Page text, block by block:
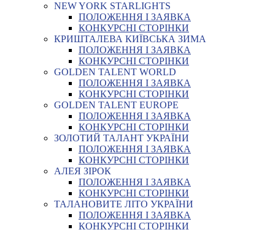
NEW YORK STARLIGHTS
ПОЛОЖЕННЯ І ЗАЯВКА
КОНКУРСНІ СТОРІНКИ
КРИШТАЛЕВА КИЇВСЬКА ЗИМА
ПОЛОЖЕННЯ І ЗАЯВКА
КОНКУРСНІ СТОРІНКИ
GOLDEN TALENT WORLD
ПОЛОЖЕННЯ І ЗАЯВКА
КОНКУРСНІ СТОРІНКИ
GOLDEN TALENT EUROPE
ПОЛОЖЕННЯ І ЗАЯВКА
КОНКУРСНІ СТОРІНКИ
ЗОЛОТИЙ ТАЛАНТ УКРАЇНИ
ПОЛОЖЕННЯ І ЗАЯВКА
КОНКУРСНІ СТОРІНКИ
АЛЕЯ ЗІРОК
ПОЛОЖЕННЯ І ЗАЯВКА
КОНКУРСНІ СТОРІНКИ
ТАЛАНОВИТЕ ЛІТО УКРАЇНИ
ПОЛОЖЕННЯ І ЗАЯВКА
КОНКУРСНІ СТОРІНКИ